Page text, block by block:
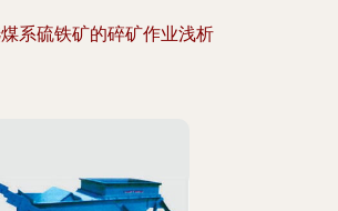
系硫铁矿的碎矿作业浅析